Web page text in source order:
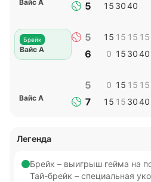
Вайс А
5
15 3040
Брейк
Вайс А
5
6
15
0
15
15
15
30
15
40
Вайс А
5
7
0
15
15
15
15
30
15
40
Легенда
Брейк – выигрыш гейма на
Тай-брейк – специальная